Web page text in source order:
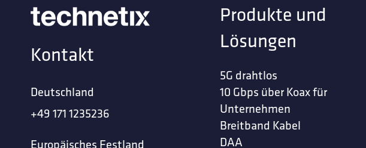
Kontakt
Deutschland
+49 171 1235236
Europäisches Festland
Produkte und
Lösungen
5G drahtlos
10 Gbps über Koax für
Unternehmen
Breitband Kabel
DAA